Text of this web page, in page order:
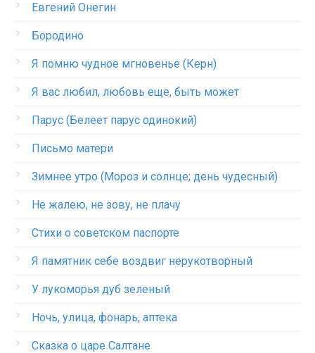
Евгений Онегин
Бородино
Я помню чудное мгновенье (Керн)
Я вас любил, любовь еще, быть может
Парус (Белеет парус одинокий)
Письмо матери
Зимнее утро (Мороз и солнце; день чудесный)
Не жалею, не зову, не плачу
Стихи о советском паспорте
Я памятник себе воздвиг нерукотворный
У лукоморья дуб зеленый
Ночь, улица, фонарь, аптека
Сказка о царе Салтане